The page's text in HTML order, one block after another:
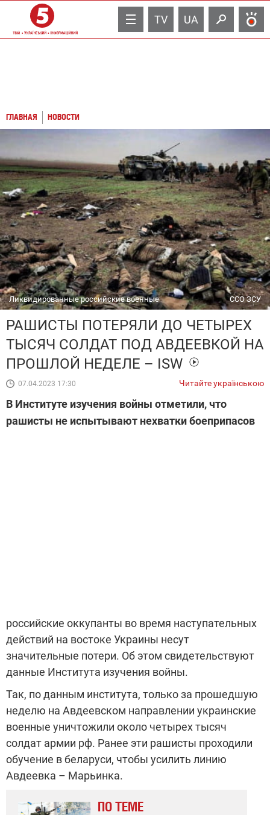
TV UA
ГЛАВНАЯ НОВОСТИ
Ликвидированные российские военные ССО ЗСУ
РАШИСТЫ ПОТЕРЯЛИ ДО ЧЕТЫРЕХ
ТЫСЯЧ СОЛДАТ ПОД АВДЕЕВКОЙ НА
ПРОШЛОЙ НЕДЕЛЕ – ISW
07.04.2023 17:30 Читайте українською
В Институте изучения войны отметили, что
рашисты не испытывают нехватки боеприпасов
российские оккупанты во время наступательных
действий на востоке Украины несут
значительные потери. Об этом свидетельствуют
данные Института изучения войны.
Так, по данным института, только за прошедшую
неделю на Авдеевском направлении украинские
военные уничтожили около четырех тысяч
солдат армии рф. Ранее эти рашисты проходили
обучение в беларуси, чтобы усилить линию
Авдеевка – Марьинка.
ПО ТЕМЕ